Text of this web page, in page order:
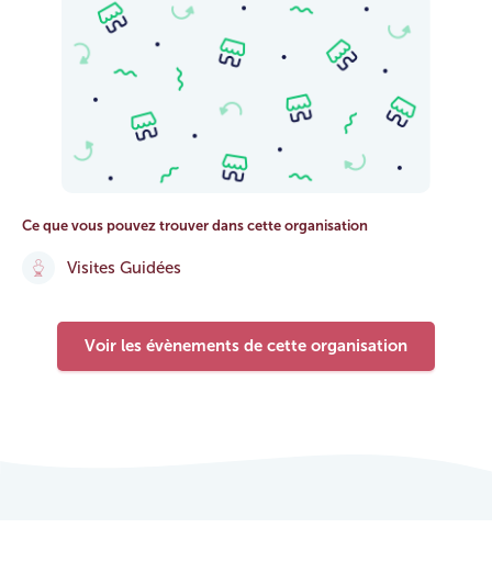
Ce que vous pouvez trouver dans cette organisation
Visites Guidées
Voir les évènements de cette organisation